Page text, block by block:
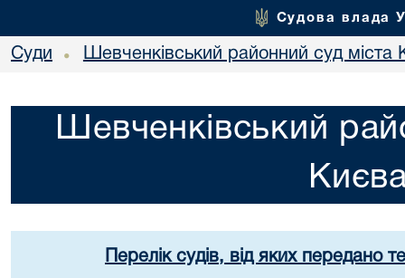
Судова влада
Суди • Шевченківський районний суд міста
Шевченківський
Перелік судів, від яких передано